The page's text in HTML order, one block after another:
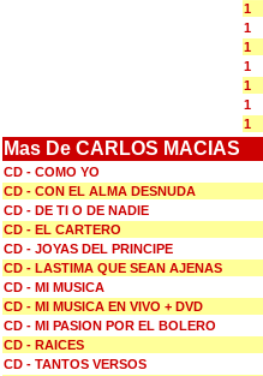
1
1
1
1
1
1
1
Mas De CARLOS MACIAS
CD - COMO YO
CD - CON EL ALMA DESNUDA
CD - DE TI O DE NADIE
CD - EL CARTERO
CD - JOYAS DEL PRINCIPE
CD - LASTIMA QUE SEAN AJENAS
CD - MI MUSICA
CD - MI MUSICA EN VIVO + DVD
CD - MI PASION POR EL BOLERO
CD - RAICES
CD - TANTOS VERSOS